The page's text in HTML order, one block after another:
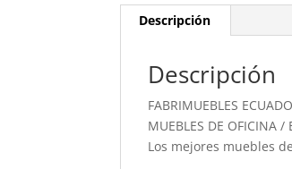
Descripción
Descripción
FABRIMUEBLES
MUEBLES DE OFICINA /
Los mejores muebles